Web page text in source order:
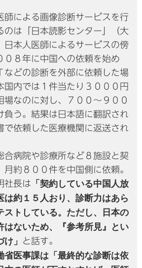
師による画像診断サービスを行
のは「日本読影センター」（大
日本人医師によるサービスの傍
０８年に中国への依頼を始め
などの診断を外部に依頼した場
国内では１件当たり３０００円
場なのに対し、７００～９００
負う。結果は日本語に翻訳され
で依頼した医療機関に返送され
合病院や診療所など８施設と契
月約８００件を中国側に依頼。
社長は
「契約している中国人放
は約１５人おり、診断力はあら
ストしている。ただし、日本の
はないため、『参考所見』とい
」
と話す。
省医事課は「最終的な診断は依